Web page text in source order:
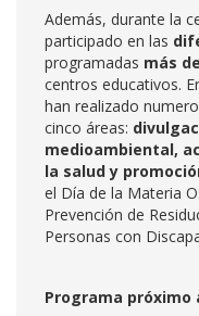
Además, durante la
participado en las
programadas más
centros educativos.
han realizado
cinco áreas:
medioambiental,
la salud y
el Día de la Materia
Prevención de
Personas con
Programa próximo